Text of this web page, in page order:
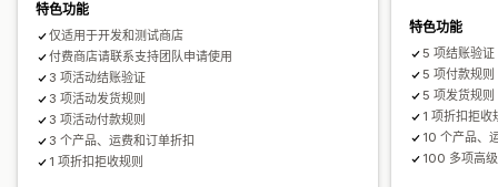
特色功能
仅适用于开发和测试商店
付费商店请联系支持团队申请使用
3 项活动结账验证
3 项活动发货规则
3 项活动付款规则
3 个产品、运费和订单折扣
1 项折扣拒收规则
特色功能
5 项结账验证
5 项付款规则
5 项发货规则
1 项折扣拒收
10 个产品、
100 多项高